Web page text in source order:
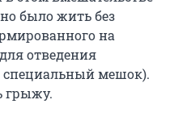
было жить без
на
отведения
мешок).
грыжу.